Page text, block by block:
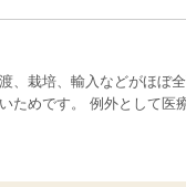
、栽培、輸入などがほぼ
ためです。 例外として医